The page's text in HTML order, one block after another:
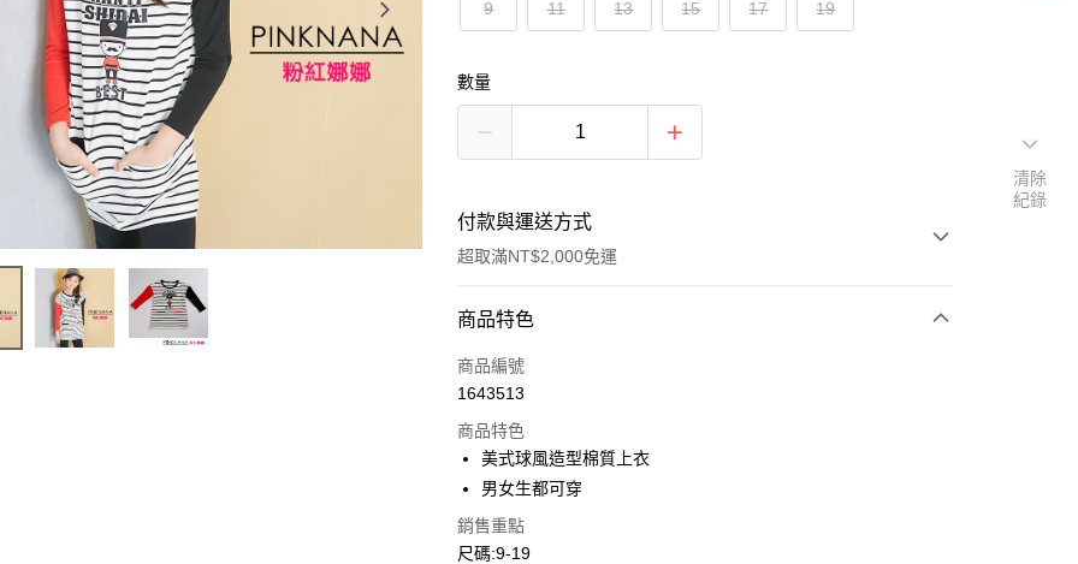
9 11 13 15 17 19
數量
付款與運送方式
超取滿NT$2,000免運
付款方式
信用卡一次付款
LINE Pay
Apple Pay
Google Pay
商品特色
商品編號
1643513
商品特色
美式球風造型棉質上衣
男女生都可穿
銷售重點
尺碼:9-19
清除
紀錄